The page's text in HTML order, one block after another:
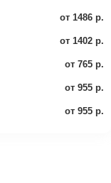
от 1486 р.
от 1402 р.
от 765 р.
от 955 р.
от 955 р.